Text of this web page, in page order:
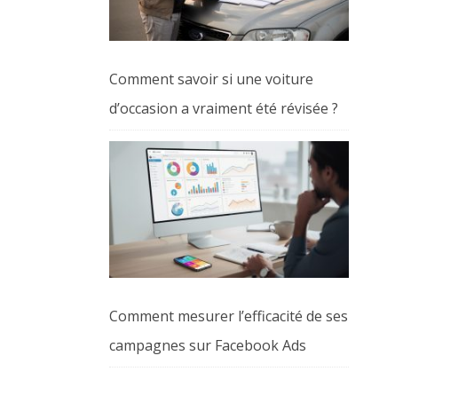
Comment savoir si une voiture
d’occasion a vraiment été révisée ?
Comment mesurer l’efficacité de ses
campagnes sur Facebook Ads